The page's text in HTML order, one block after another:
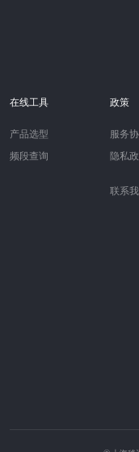
在线工具
产品选型
频段查询
政策
服务
隐私
联系